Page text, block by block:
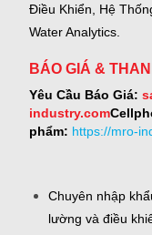
Điều Khiển, Hệ
Water Analytics.
BÁO GIÁ &
Yêu Cầu Báo Giá:
industry.com
phẩm: https://mro-
Chuyên nhập
lường và điều